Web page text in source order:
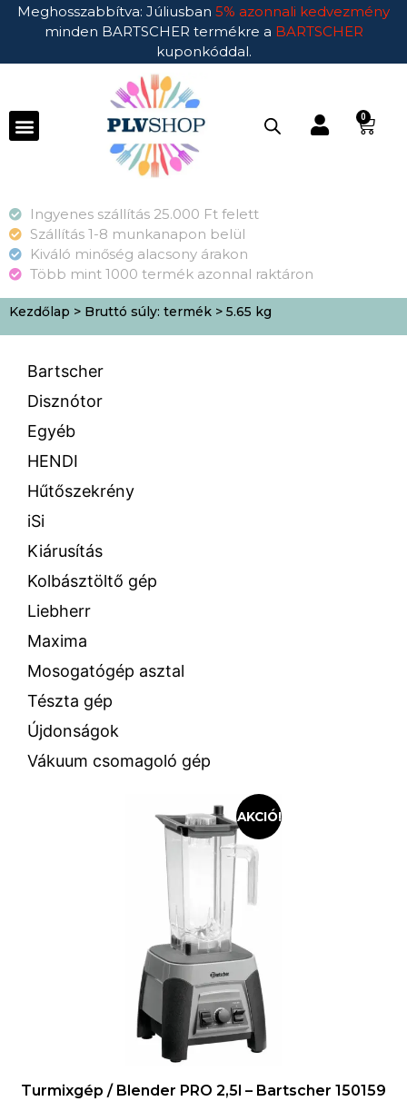
Meghosszabbítva: Júliusban 5% azonnali kedvezmény
minden BARTSCHER termékre a BARTSCHER
kuponkóddal.
0
Ingyenes szállítás 25.000 Ft felett
Szállítás 1-8 munkanapon belül
Kiváló minőség alacsony árakon
Több mint 1000 termék azonnal raktáron
Kezdőlap > Bruttó súly: termék > 5.65 kg
Bartscher
Disznótor
Egyéb
HENDI
Hűtőszekrény
iSi
Kiárusítás
Kolbásztöltő gép
Liebherr
Maxima
Mosogatógép asztal
Tészta gép
Újdonságok
Vákuum csomagoló gép
AKCIÓ!
Turmixgép / Blender PRO 2,5l – Bartscher 150159